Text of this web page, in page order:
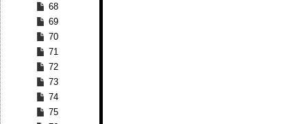
68
69
70
71
72
73
74
75